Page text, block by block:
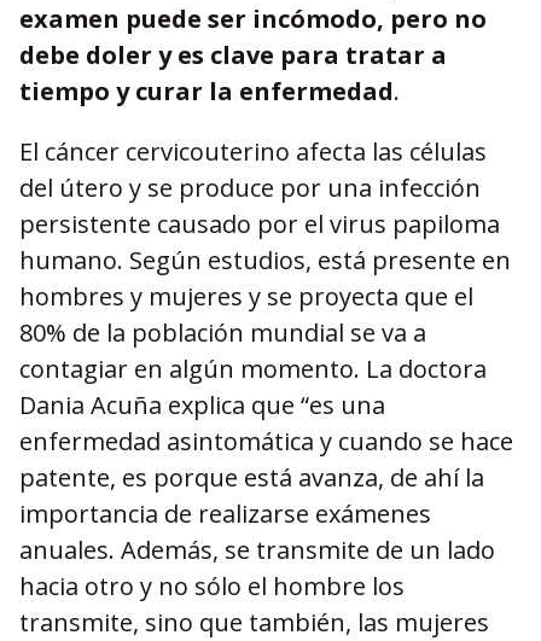
examen puede ser incómodo, pero no
debe doler y es clave para tratar a
tiempo y curar la enfermedad.
El cáncer cervicouterino afecta las células
del útero y se produce por una infección
persistente causado por el virus papiloma
humano. Según estudios, está presente en
hombres y mujeres y se proyecta que el
80% de la población mundial se va a
contagiar en algún momento. La doctora
Dania Acuña explica que “es una
enfermedad asintomática y cuando se hace
patente, es porque está avanza, de ahí la
importancia de realizarse exámenes
anuales. Además, se transmite de un lado
hacia otro y no sólo el hombre los
transmite, sino que también, las mujeres